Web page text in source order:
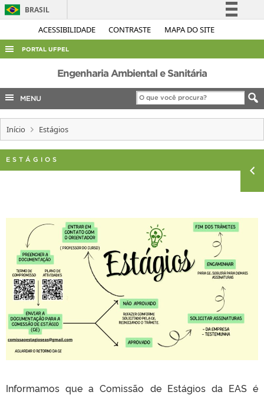
ACESSIBILIDADE CONTRASTE MAPA DO SITE
BRASIL
Simplifique!
Legislação
Canais
PORTAL UFPEL
ACESSO À INFORMAÇÃO
AUDITORIA
COBALTO
CONCURSOS
EDITAIS
INTERNACIONAL
TELEFONES
Engenharia Ambiental e Sanitária
MENU
Início Estágios
ESTÁGIOS
Informamos que a Comissão de Estágios da EAS é